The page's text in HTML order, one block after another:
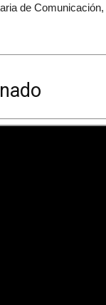
de Comunicación,